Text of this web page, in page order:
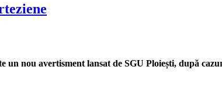
nou avertisment lansat de SGU Ploiești, după